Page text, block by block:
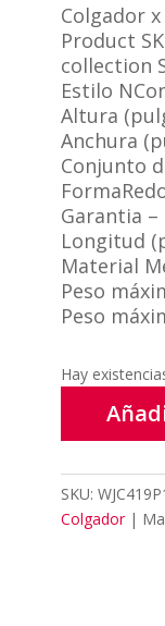
Colgador x
Product
collection
Estilo
Altura
Anchura
Conjunto
Garantia –
Longitud
Material
Peso
Peso
Hay
SKU:
Colgador